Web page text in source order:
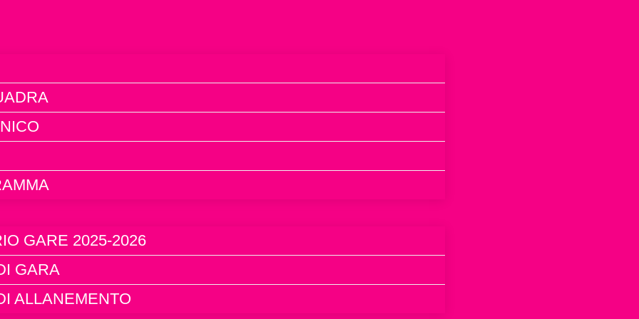
GARE 2025-2026
GARA
ALLANEMENTO